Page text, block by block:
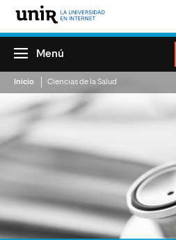
Menú
Inicio Ciencias de la Salud